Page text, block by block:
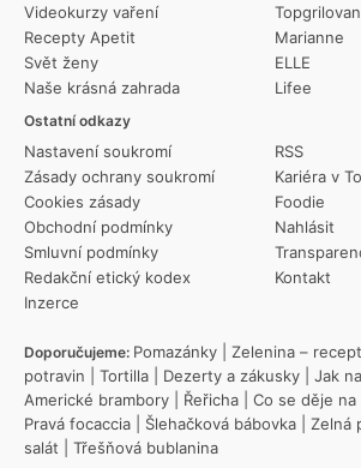
Videokurzy vaření
Recepty Apetit
Svět ženy
Naše krásná zahrada
Ostatní odkazy
Nastavení soukromí
Zásady ochrany soukromí
Cookies zásady
Obchodní podmínky
Smluvní podmínky
Redakční etický kodex
Inzerce
RSS
Kariéra v
Foodie
Nahlásit
Kontakt
Marianne
ELLE
Lifee
Doporučujeme: Pomazánky Zelenina –
potravin
Tortilla Dezerty a zákusky Jak
Americké brambory
Řeřicha Co se děje na
Pravá focaccia
Šlehačková bábovka Zelná
salát
Třešňová bublanina